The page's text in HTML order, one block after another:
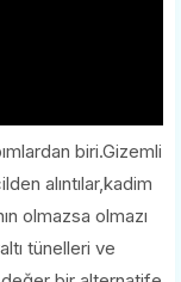
biri.Gizemli
alıntılar,kadim
olmazsa olmazı
tünelleri ve